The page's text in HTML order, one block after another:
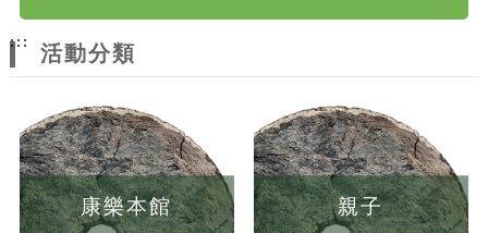
:::
活動分類
康樂本館 親子